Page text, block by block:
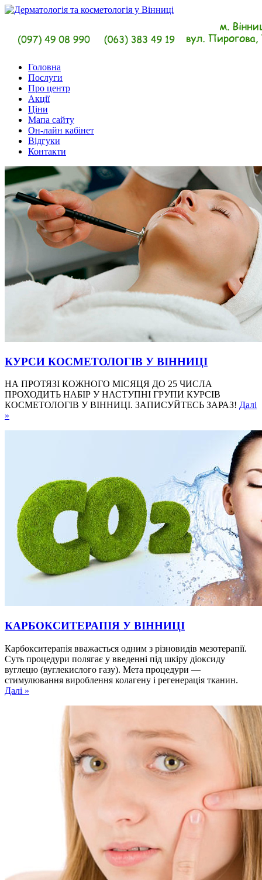
Головна
Послуги
Про центр
Акції
Ціни
Мапа сайту
Он-лайн кабінет
Відгуки
Контакти
КУРСИ КОСМЕТОЛОГІВ У ВІННИЦІ
НА ПРОТЯЗІ КОЖНОГО МІСЯЦЯ ДО 25 ЧИСЛА
ПРОХОДИТЬ НАБІР У НАСТУПНІ ГРУПИ КУРСІВ
КОСМЕТОЛОГІВ У ВІННИЦІ. ЗАПИСУЙТЕСЬ ЗАРАЗ! Далі
»
КАРБОКСИТЕРАПІЯ У ВІННИЦІ
Карбокситерапія вважається одним з різновидів мезотерапії.
Суть процедури полягає у введенні під шкіру діоксиду
вуглецю (вуглекислого газу). Мета процедури —
стимулювання вироблення колагену і регенерація тканин.
Далі »